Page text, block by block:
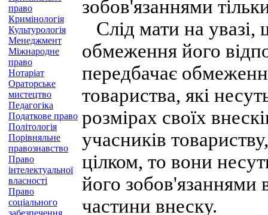
право
Кримінологія
Культурологія
Менеджмент
Міжнародне
право
Нотаріат
Ораторське
мистецтво
Педагогіка
Податкове право
Політологія
Порівняльне
правознавство
Право
інтелектуальної
власності
Право
соціального
забезпечення
зобов'язаннями
Слід мати на увазі,
обмеження його
передбачає
товариства, які
розмірах своїх
учасників
цілком, то вони
його зобов'язаннями
частини внеску.